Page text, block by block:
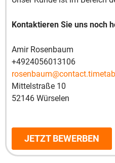
Kontaktieren Sie uns noch
Amir Rosenbaum
+4924056013106
Mittelstraße 10
52146 Würselen
JETZT BEWERBEN